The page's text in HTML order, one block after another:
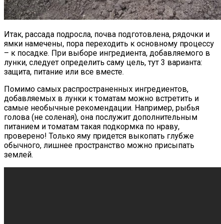
Итак, рассада подросла, почва подготовлена, рядочки и
ямки намечены, пора переходить к основному процессу
– к посадке. При выборе ингредиента, добавляемого в
лунки, следует определить саму цель, тут 3 варианта:
защита, питание или все вместе.
Помимо самых распространенных ингредиентов,
добавляемых в лунки к томатам можно встретить и
самые необычные рекомендации. Например, рыбья
голова (не соленая), она послужит дополнительным
питанием и томатам такая подкормка по нраву,
проверено! Только яму придется выкопать глубже
обычного, лишнее пространство можно присыпать
землей.